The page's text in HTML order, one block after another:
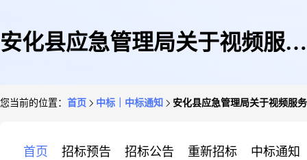
安化县应急管理局关于视频服务
您当前的位置： 首页 中标｜中标通知 安化县应急管理局关于视频服
首页 招标预告 招标公告 重新招标 中标通知